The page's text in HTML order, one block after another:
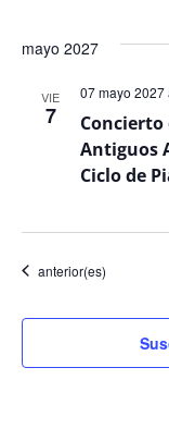
mayo 2027
VIE
7
Antiguos
Ciclo de
07 mayo 2027
Eventos
anterior(es)